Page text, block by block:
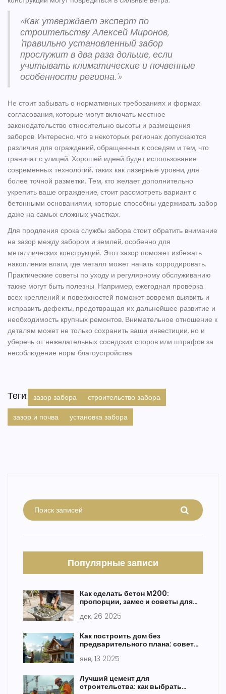
«Как утверждает эксперт по
строительству Алексей Миронов,
'правильно установленный забор
прослужит в два раза дольше, если
учитывать климатические и почвенные
особенности региона.'»
Не стоит забывать о нормативных требованиях и формах
согласования, которые могут включать местное
законодательство относительно высоты и размещения
заборов. Интересно, что в некоторых регионах допускаются
различия для ограждений, обращенных к соседям и тем, что
граничат с улицей. Хорошей идеей будет использование
современных технологий, таких как лазерные уровни, для
более точной разметки. Тем, кто желает дополнительно
укрепить ваше ограждение, стоит рассмотреть вариант с
бетонными основаниями, которые способны удерживать забор
даже на самых сложных участках.
Для продления срока службы забора стоит обратить внимание
на зазор между забором и землей, особенно для
металлических конструкций. Этот зазор поможет избежать
накопления влаги, где металл может начать корродировать.
Практические советы по уходу и регулярному обслуживанию
также могут быть полезны. Например, ежегодная проверка
всех креплений и поверхностей поможет вовремя выявить и
исправить дефекты, предотвращая их дальнейшее развитие и
необходимость крупных ремонтов. Внимательное отношение к
деталям может не только сохранить ваши инвестиции, но и
уберечь от нежелательных соседских споров или штрафов за
несоблюдение норм благоустройства.
Теги: зазор забора
строительство забора
зазор и почва
установка забора
Популярные записи
Как сделать бетон М200:
пропорции, замес и советы для
дек, 26 2025
Как построить дом без
предварительного плана: советы
янв, 13 2025
Лучший цемент для
строительства: как выбрать